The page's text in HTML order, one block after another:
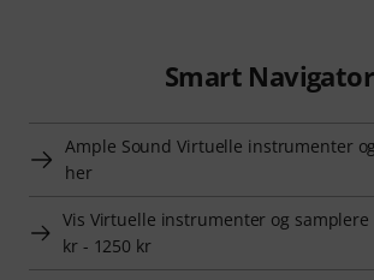
Smart Navigator
Ample Sound Virtuelle instrumenter
her
Vis Virtuelle instrumenter og
kr - 1250 kr